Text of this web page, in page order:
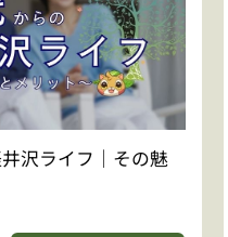
沢ライフ｜その魅